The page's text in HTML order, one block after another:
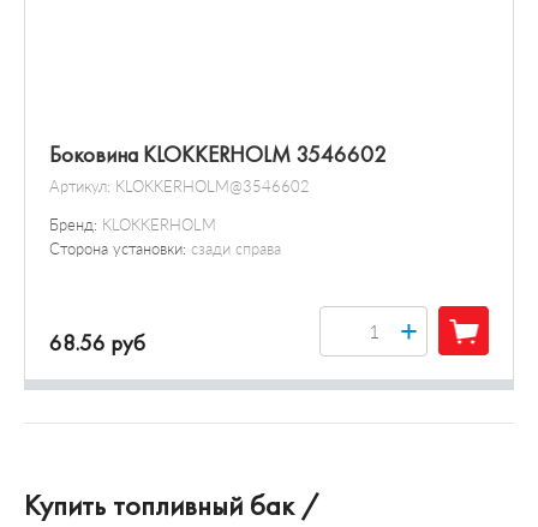
Боковина KLOKKERHOLM 3546602
Артикул: KLOKKERHOLM@3546602
Бренд: KLOKKERHOLM
Сторона установки: сзади справа
68.56 руб +
Купить топливный бак /